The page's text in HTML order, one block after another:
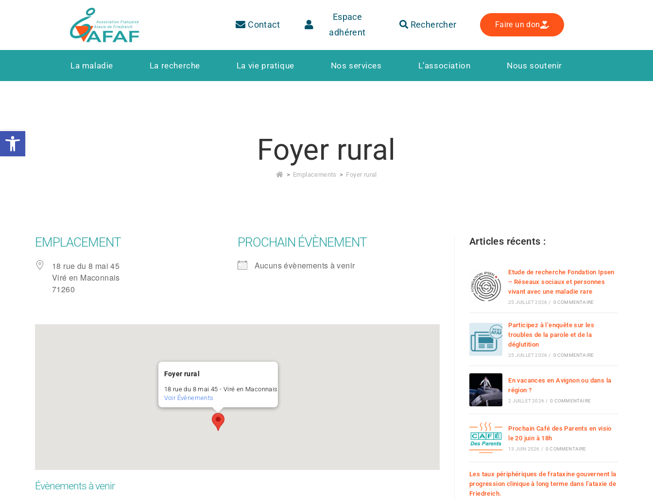
Ouvrir la barre d’outils
Contact
Espace
adhérent
Rechercher Faire un don
La maladie La recherche La vie pratique Nos services L’association Nous soutenir
Foyer rural
> Emplacements > Foyer rural
EMPLACEMENT
18 rue du 8 mai 45
Viré en Maconnais
71260
PROCHAIN ÉVÈNEMENT
Aucuns évènements à venir
Foyer rural
18 rue du 8 mai 45 - Viré en Maconnais
Voir Évènements
Évènements à venir
Articles récents :
Etude de recherche Fondation Ipsen
– Réseaux sociaux et personnes
vivant avec une maladie rare
25 JUILLET 2026 / 0 COMMENTAIRE
Participez à l’enquête sur les
troubles de la parole et de la
déglutition
25 JUILLET 2026 / 0 COMMENTAIRE
En vacances en Avignon ou dans la
région ?
2 JUILLET 2026 / 0 COMMENTAIRE
Prochain Café des Parents en visio
le 20 juin à 18h
13 JUIN 2026 / 0 COMMENTAIRE
Les taux périphériques de frataxine gouvernent la
progression clinique à long terme dans l’ataxie de
Friedreich.